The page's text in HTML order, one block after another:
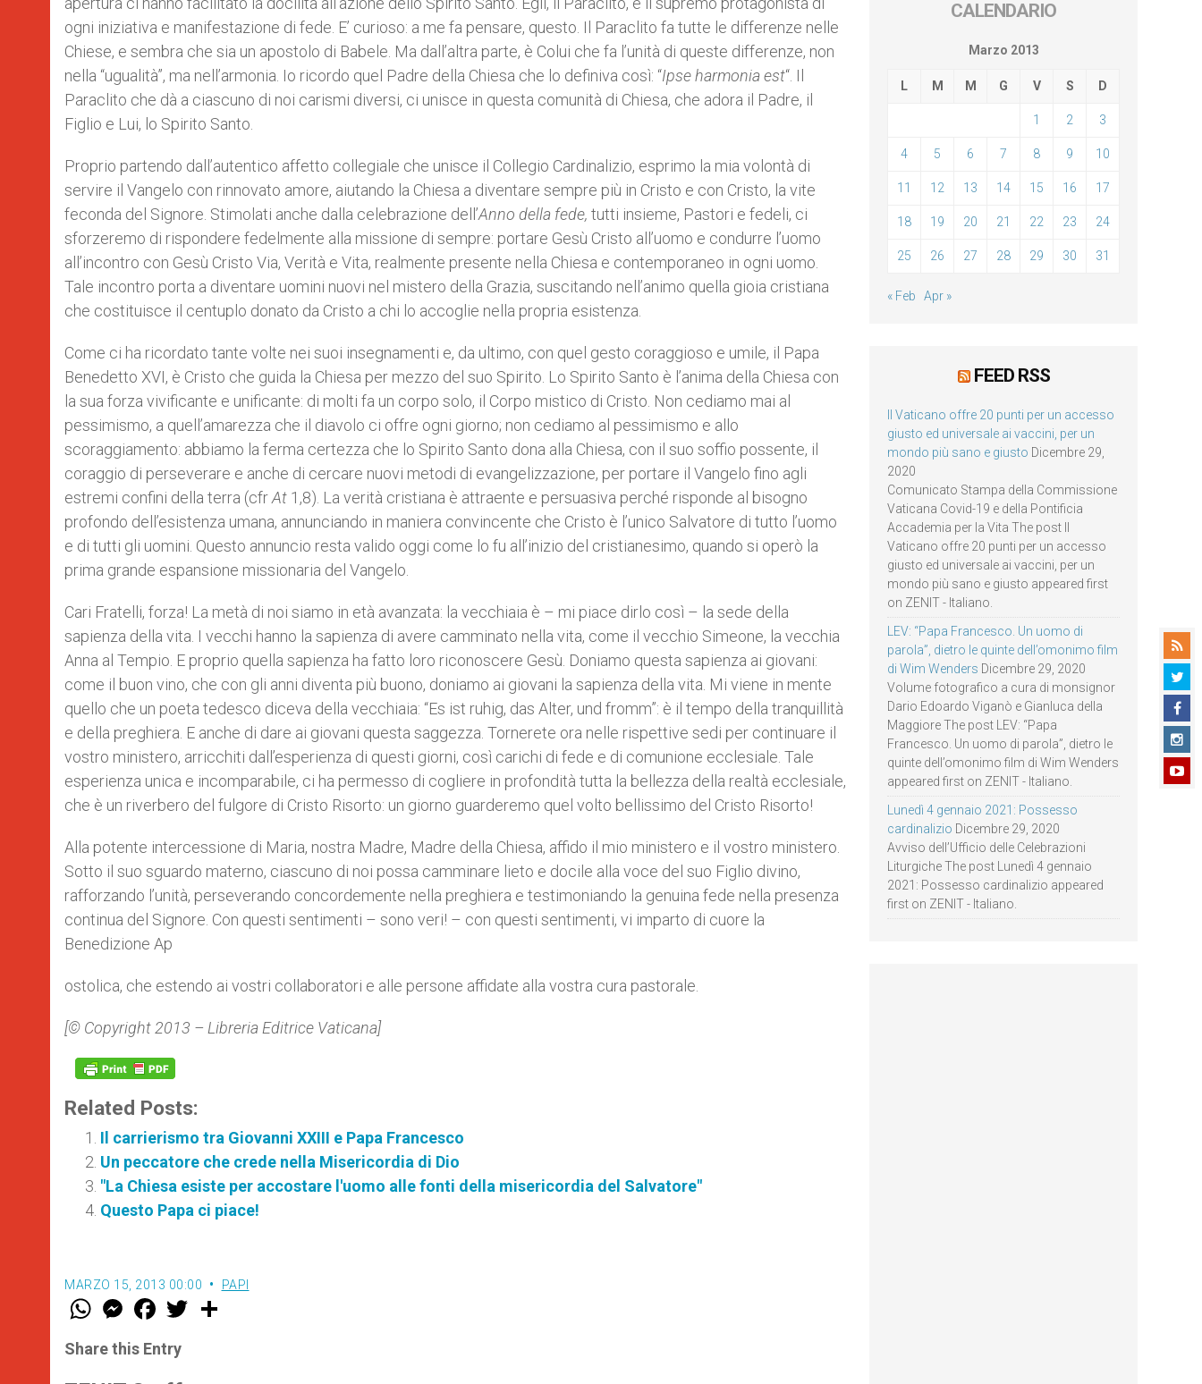
ogni iniziativa e manifestazione di fede. E’ curioso: a me fa pensare, questo. Il Paraclito fa tutte le differenze nelle
Chiese, e sembra che sia un apostolo di Babele. Ma dall’altra parte, è Colui che fa l’unità di queste differenze, non
nella “ugualità”, ma nell’armonia. Io ricordo quel Padre della Chiesa che lo definiva così: “Ipse harmonia est“. Il
Paraclito che dà a ciascuno di noi carismi diversi, ci unisce in questa comunità di Chiesa, che adora il Padre, il
Figlio e Lui, lo Spirito Santo.
Proprio partendo dall’autentico affetto collegiale che unisce il Collegio Cardinalizio, esprimo la mia volontà di
servire il Vangelo con rinnovato amore, aiutando la Chiesa a diventare sempre più in Cristo e con Cristo, la vite
feconda del Signore. Stimolati anche dalla celebrazione dell’Anno della fede, tutti insieme, Pastori e fedeli, ci
sforzeremo di rispondere fedelmente alla missione di sempre: portare Gesù Cristo all’uomo e condurre l’uomo
all’incontro con Gesù Cristo Via, Verità e Vita, realmente presente nella Chiesa e contemporaneo in ogni uomo.
Tale incontro porta a diventare uomini nuovi nel mistero della Grazia, suscitando nell’animo quella gioia cristiana
che costituisce il centuplo donato da Cristo a chi lo accoglie nella propria esistenza.
Come ci ha ricordato tante volte nei suoi insegnamenti e, da ultimo, con quel gesto coraggioso e umile, il Papa
Benedetto XVI, è Cristo che guida la Chiesa per mezzo del suo Spirito. Lo Spirito Santo è l’anima della Chiesa con
la sua forza vivificante e unificante: di molti fa un corpo solo, il Corpo mistico di Cristo. Non cediamo mai al
pessimismo, a quell’amarezza che il diavolo ci offre ogni giorno; non cediamo al pessimismo e allo
scoraggiamento: abbiamo la ferma certezza che lo Spirito Santo dona alla Chiesa, con il suo soffio possente, il
coraggio di perseverare e anche di cercare nuovi metodi di evangelizzazione, per portare il Vangelo fino agli
estremi confini della terra (cfrAt 1,8). La verità cristiana è attraente e persuasiva perché risponde al bisogno
profondo dell’esistenza umana, annunciando in maniera convincente che Cristo è l’unico Salvatore di tutto l’uomo
e di tutti gli uomini. Questo annuncio resta valido oggi come lo fu all’inizio del cristianesimo, quando si operò la
prima grande espansione missionaria del Vangelo.
Cari Fratelli, forza! La metà di noi siamo in età avanzata: la vecchiaia è – mi piace dirlo così – la sede della
sapienza della vita. I vecchi hanno la sapienza di avere camminato nella vita, come il vecchio Simeone, la vecchia
Anna al Tempio. E proprio quella sapienza ha fatto loro riconoscere Gesù. Doniamo questa sapienza ai giovani:
come il buon vino, che con gli anni diventa più buono, doniamo ai giovani la sapienza della vita. Mi viene in mente
quello che un poeta tedesco diceva della vecchiaia: “Es ist ruhig, das Alter, und fromm”: è il tempo della tranquillità
e della preghiera. E anche di dare ai giovani questa saggezza. Tornerete ora nelle rispettive sedi per continuare il
vostro ministero, arricchiti dall’esperienza di questi giorni, così carichi di fede e di comunione ecclesiale. Tale
esperienza unica e incomparabile, ci ha permesso di cogliere in profondità tutta la bellezza della realtà ecclesiale,
che è un riverbero del fulgore di Cristo Risorto: un giorno guarderemo quel volto bellissimo del Cristo Risorto!
Alla potente intercessione di Maria, nostra Madre, Madre della Chiesa, affido il mio ministero e il vostro ministero.
Sotto il suo sguardo materno, ciascuno di noi possa camminare lieto e docile alla voce del suo Figlio divino,
rafforzando l’unità, perseverando concordemente nella preghiera e testimoniando la genuina fede nella presenza
continua del Signore. Con questi sentimenti – sono veri! – con questi sentimenti, vi imparto di cuore la
Benedizione Ap
ostolica, che estendo ai vostri collaboratori e alle persone affidate alla vostra cura pastorale.
[© Copyright 2013 – Libreria Editrice Vaticana]
Related Posts:
Il carrierismo tra Giovanni XXIII e Papa Francesco
Un peccatore che crede nella Misericordia di Dio
"La Chiesa esiste per accostare l'uomo alle fonti della misericordia del Salvatore"
Questo Papa ci piace!
MARZO 15, 2013 00:00 PAPI
W
t
s
M
e
s
e
F
a
e
b
w
Share this Entry
CALENDARIO
Marzo 2013
L M M G V S D
1 2 3
4 5 6 7 8 9 10
11 12 13 14 15 16 17
18 19 20 21 22 23 24
25 26 27 28 29 30 31
« Feb Apr »
FEED RSS
Il Vaticano offre 20 punti per un accesso
giusto ed universale ai vaccini, per un
mondo più sano e giusto Dicembre 29,
2020
Comunicato Stampa della Commissione
Vaticana Covid-19 e della Pontificia
Accademia per la Vita The post Il
Vaticano offre 20 punti per un accesso
giusto ed universale ai vaccini, per un
mondo più sano e giusto appeared first
on ZENIT - Italiano.
LEV: “Papa Francesco. Un uomo di
parola”, dietro le quinte dell’omonimo film
di Wim Wenders Dicembre 29, 2020
Volume fotografico a cura di monsignor
Dario Edoardo Viganò e Gianluca della
Maggiore The post LEV: “Papa
Francesco. Un uomo di parola”, dietro le
quinte dell’omonimo film di Wim Wenders
appeared first on ZENIT - Italiano.
Lunedì 4 gennaio 2021: Possesso
cardinalizio Dicembre 29, 2020
Avviso dell’Ufficio delle Celebrazioni
Liturgiche The post Lunedì 4 gennaio
2021: Possesso cardinalizio appeared
first on ZENIT - Italiano.